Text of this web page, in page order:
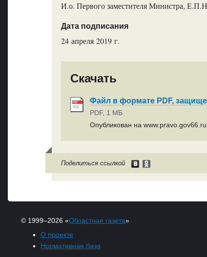
И.о. Первого заместителя Министра,
Дата подписания
24 апреля 2019 г.
Скачать
Файл в формате PDF,
PDF, 1 МБ
Опубликован на
Поделиться ссылкой
© 1999–2026 «Областная газета»
О проекте
Нормативная база